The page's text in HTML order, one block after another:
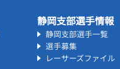
静岡支部選手情報
静岡支部選手一覧
選手募集
レーサーズファイル